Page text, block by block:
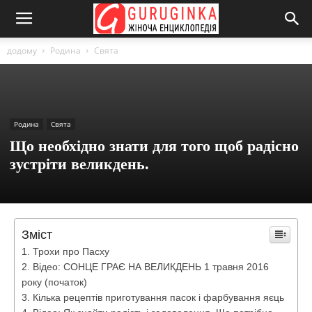
додому Родина Свята
Родина Свята
Що необхідно знати для того щоб радісно
зустріти великдень.
Зміст
Трохи про Пасху
Відео: СОНЦЕ ГРАЄ НА ВЕЛИКДЕНЬ 1 травня 2016
року (початок)
Кілька рецептів приготування пасок і фарбування яєць